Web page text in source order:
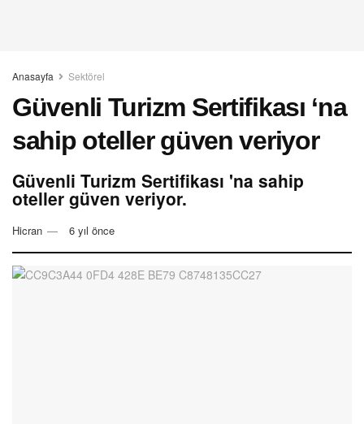
Anasayfa Sektörel
Güvenli Turizm Sertifikası ‘na
sahip oteller güven veriyor
Güvenli Turizm Sertifikası 'na sahip
oteller güven veriyor.
Hicran 6 yıl önce